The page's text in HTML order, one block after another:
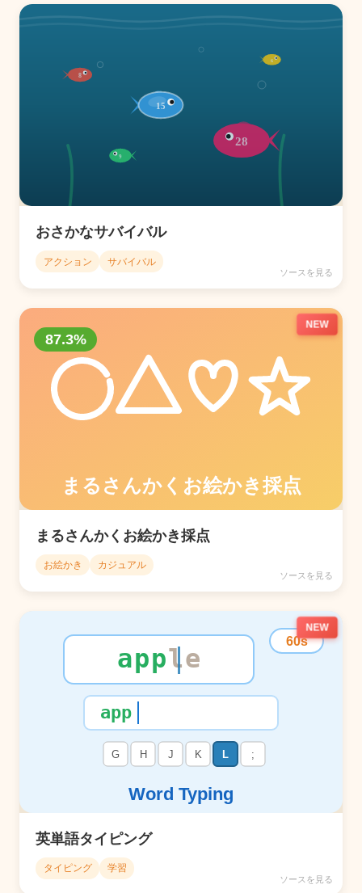
おさかなサバイバル
アクション サバイバル
ソースを見る
NEW
まるさんかくお絵かき採点
お絵かき カジュアル
ソースを見る
NEW
英単語タイピング
タイピング 学習
ソースを見る